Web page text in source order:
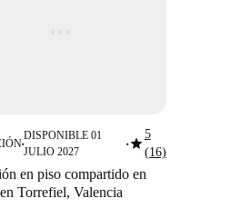
■
DISPONIBLE 01
JULIO 2027
■star5
(16)
en piso compartido en
Torrefiel, Valencia